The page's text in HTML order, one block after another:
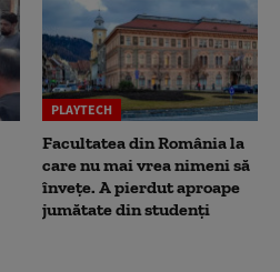
PLAYTECH
Facultatea din România la
care nu mai vrea nimeni să
înveţe. A pierdut aproape
jumătate din studenţi